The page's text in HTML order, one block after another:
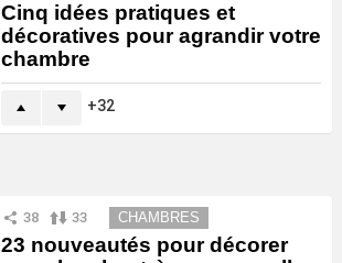
Cinq idées pratiques et
décoratives pour agrandir votre
chambre
32
38 33 CHAMBRES
23 nouveautés pour décorer